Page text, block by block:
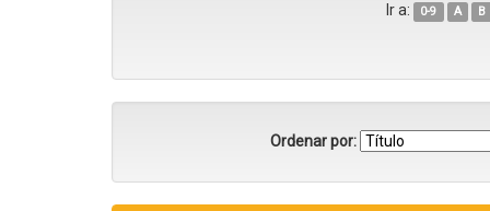
Ir a: 0-9 A B
Ordenar por: